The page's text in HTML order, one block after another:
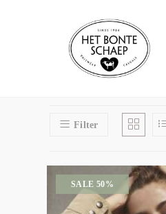
Filter
SALE 50%